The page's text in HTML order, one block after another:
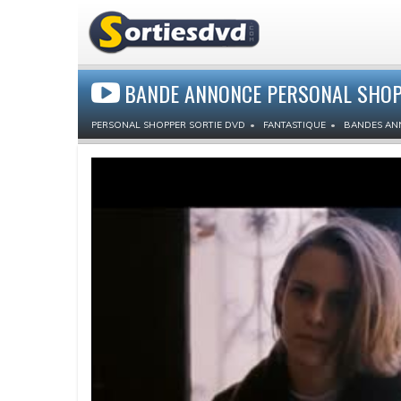
BANDE ANNONCE PERSONAL
PERSONAL SHOPPER SORTIE DVD FANTASTIQUE BANDES